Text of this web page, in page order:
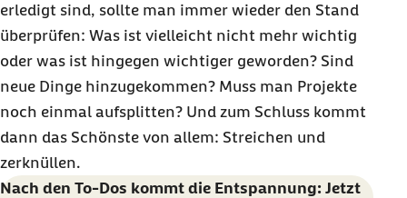
erledigt sind, sollte man immer wieder den Stand
überprüfen: Was ist vielleicht nicht mehr wichtig
oder was ist hingegen wichtiger geworden? Sind
neue Dinge hinzugekommen? Muss man Projekte
noch einmal aufsplitten? Und zum Schluss kommt
dann das Schönste von allem: Streichen und
zerknüllen.
Nach den To-Dos kommt die Entspannung: Jetzt